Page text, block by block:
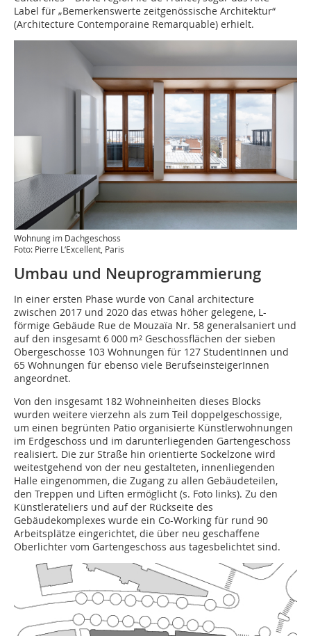
Label für „Bemerkenswerte zeitgenössische Architektur“
(Architecture Contemporaine Remarquable) erhielt.
Wohnung im Dachgeschoss
Foto: Pierre L‘Excellent, Paris
Umbau und Neuprogrammierung
In einer ersten Phase wurde von Canal architecture
zwischen 2017 und 2020 das etwas höher gelegene, L-
förmige Gebäude Rue de Mouzaïa Nr. 58 generalsaniert und
auf den insgesamt 6 000 m² Geschossflächen der sieben
Obergeschosse 103 Wohnungen für 127 StudentInnen und
65 Wohnungen für ebenso viele BerufseinsteigerInnen
angeordnet.
Von den insgesamt 182 Wohneinheiten dieses Blocks
wurden weitere vierzehn als zum Teil doppelgeschossige,
um einen begrünten Patio organisierte Künstlerwohnungen
im Erdgeschoss und im darunterliegenden Gartengeschoss
realisiert. Die zur Straße hin orientierte Sockelzone wird
weitestgehend von der neu gestalteten, innenliegenden
Halle eingenommen, die Zugang zu allen Gebäudeteilen,
den Treppen und Liften ermöglicht (s. Foto links). Zu den
Künstlerateliers und auf der Rückseite des
Gebäudekomplexes wurde ein Co-Working für rund 90
Arbeitsplätze eingerichtet, die über neu geschaffene
Oberlichter vom Gartengeschoss aus tagesbelichtet sind.